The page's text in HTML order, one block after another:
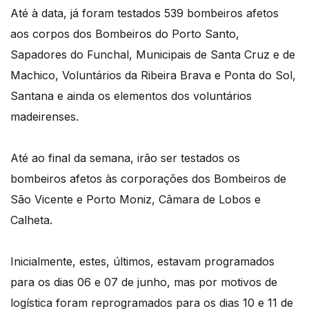
Até à data, já foram testados 539 bombeiros afetos
aos corpos dos Bombeiros do Porto Santo,
Sapadores do Funchal, Municipais de Santa Cruz e de
Machico, Voluntários da Ribeira Brava e Ponta do Sol,
Santana e ainda os elementos dos voluntários
madeirenses.
Até ao final da semana, irão ser testados os
bombeiros afetos às corporações dos Bombeiros de
São Vicente e Porto Moniz, Câmara de Lobos e
Calheta.
Inicialmente, estes, últimos, estavam programados
para os dias 06 e 07 de junho, mas por motivos de
logística foram reprogramados para os dias 10 e 11 de